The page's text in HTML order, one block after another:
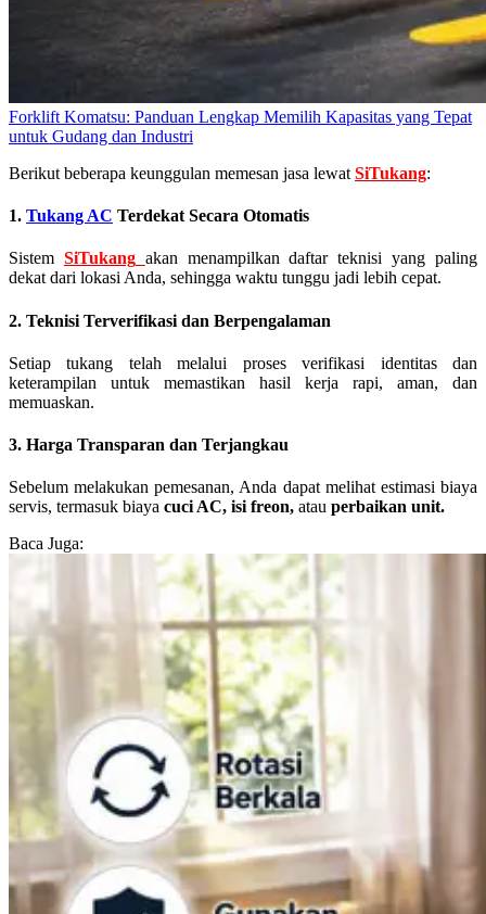
Forklift Komatsu: Panduan Lengkap Memilih Kapasitas yang Tepat
untuk Gudang dan Industri
Berikut beberapa keunggulan memesan jasa lewat SiTukang:
1. Tukang AC Terdekat Secara Otomatis
Sistem SiTukang akan menampilkan daftar teknisi yang paling
dekat dari lokasi Anda, sehingga waktu tunggu jadi lebih cepat.
2. Teknisi Terverifikasi dan Berpengalaman
Setiap tukang telah melalui proses verifikasi identitas dan
keterampilan untuk memastikan hasil kerja rapi, aman, dan
memuaskan.
3. Harga Transparan dan Terjangkau
Sebelum melakukan pemesanan, Anda dapat melihat estimasi biaya
servis, termasuk biaya cuci AC, isi freon, atau perbaikan unit.
Baca Juga: